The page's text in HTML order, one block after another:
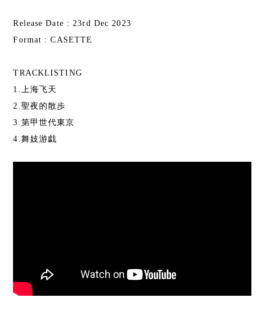
Release Date : 23rd Dec 2023
Format : CASETTE
TRACKLISTING
1.上海飞天
2.聖夜的散歩
3.第甲世代東京
4.舞妓游戯